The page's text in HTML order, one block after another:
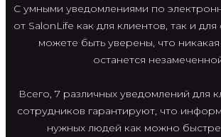
С умными уведомлениями по
от SalonLife как для клиентов, так и
можете быть уверены, что
останется
Всего, 7 различных уведомлений для
сотрудников гарантируют, что
нужных людей как можно